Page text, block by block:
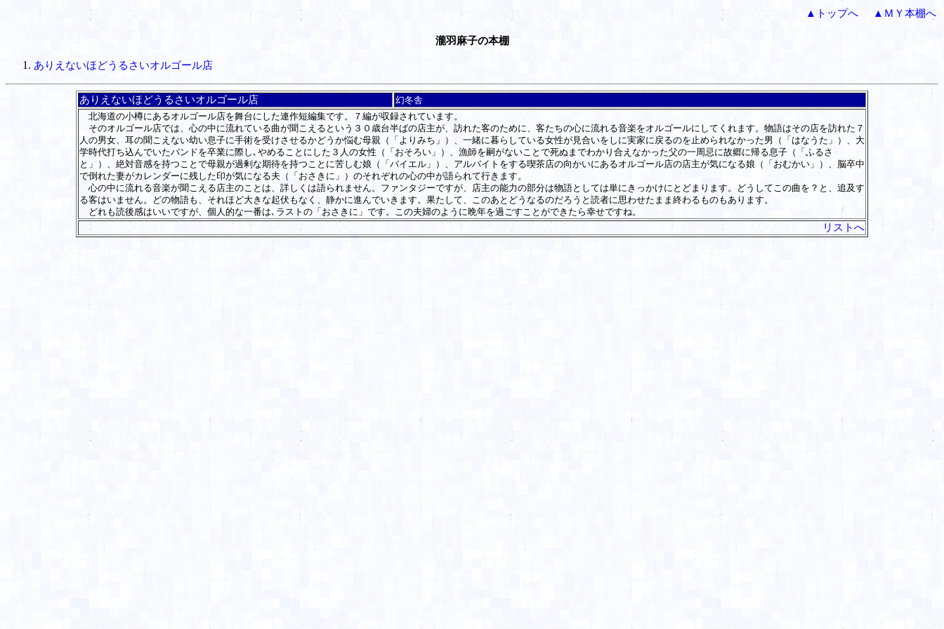
▲トップへ ▲ＭＹ本棚へ
瀧羽麻子の本棚
ありえないほどうるさいオルゴール店
ありえないほどうるさいオルゴール店
幻冬舎
北海道の小樽にあるオルゴール店を舞台にした連作短編集です。７編が収録されています。
そのオルゴール店では、心の中に流れている曲が聞こえるという３０歳台半ばの店主が、訪れた客のために、客たちの心に流れる音楽をオルゴールにしてくれます。物語はその店を訪れた７
人の男女、耳の聞こえない幼い息子に手術を受けさせるかどうか悩む母親（「よりみち」）、一緒に暮らしている女性が見合いをしに実家に戻るのを止められなかった男（「はなうた」）、大
学時代打ち込んでいたバンドを卒業に際し､やめることにした３人の女性（「おそろい」）、漁師を嗣がないことで死ぬまでわかり合えなかった父の一周忌に故郷に帰る息子（「ふるさ
と」）、絶対音感を持つことで母親が過剰な期待を持つことに苦しむ娘（「バイエル」）、アルバイトをする喫茶店の向かいにあるオルゴール店の店主が気になる娘（「おむかい」）、脳卒中
で倒れた妻がカレンダーに残した印が気になる夫（「おさきに」）のそれぞれの心の中が語られて行きます。
心の中に流れる音楽が聞こえる店主のことは、詳しくは語られません。ファンタジーですが、店主の能力の部分は物語としては単にきっかけにとどまります。どうしてこの曲を？と、追及す
る客はいません。どの物語も、それほど大きな起伏もなく、静かに進んでいきます。果たして、このあとどうなるのだろうと読者に思わせたまま終わるものもあります。
どれも読後感はいいですが、個人的な一番は､ラストの「おさきに」です。この夫婦のように晩年を過ごすことができたら幸せですね。
リストへ